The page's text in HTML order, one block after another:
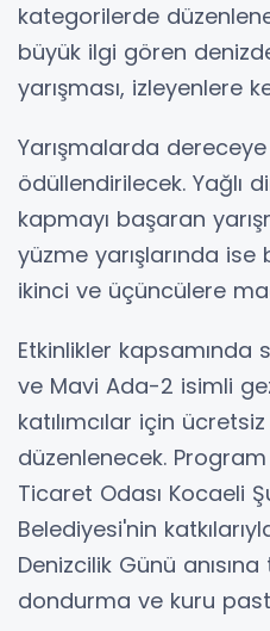
kategorilerde
büyük ilgi gören
yarışması, izleyenlere
Yarışmalarda
ödüllendirilecek. Yağlı
kapmayı başaran
yüzme yarışlarında ise
ikinci ve üçüncülere
Etkinlikler kapsamında
ve Mavi Ada-2 isimli
katılımcılar için
düzenlenecek.
Ticaret Odası Kocaeli
Belediyesi'nin
Denizcilik Günü
dondurma ve kuru